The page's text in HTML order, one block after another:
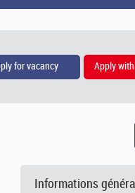
Informations